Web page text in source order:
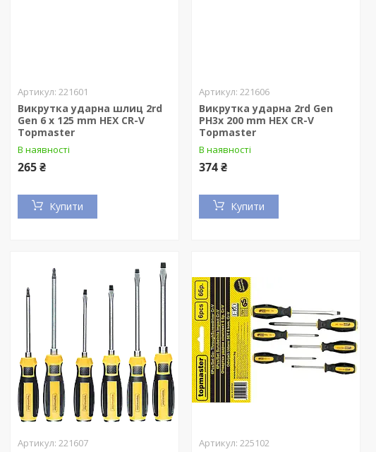
221601
Викрутка ударна шлиц 2rd
Gen 6 x 125 mm HEX CR-V
Topmaster
В наявності
265 ₴
Купити
221606
Викрутка ударна 2rd Gen
PH3x 200 mm HEX CR-V
Topmaster
В наявності
374 ₴
Купити
221607 225102